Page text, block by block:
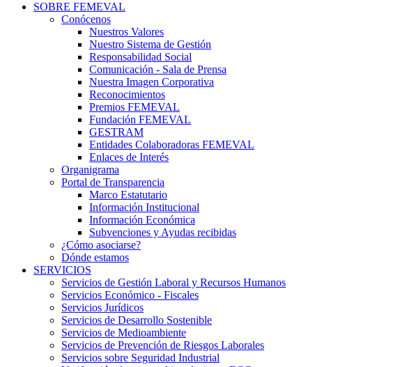
SOBRE FEMEVAL
Conócenos
Nuestros Valores
Nuestro Sistema de Gestión
Responsabilidad Social
Comunicación - Sala de Prensa
Nuestra Imagen Corporativa
Reconocimientos
Premios FEMEVAL
Fundación FEMEVAL
GESTRAM
Entidades Colaboradoras FEMEVAL
Enlaces de Interés
Organigrama
Portal de Transparencia
Marco Estatutario
Información Institucional
Información Económica
Subvenciones y Ayudas recibidas
¿Cómo asociarse?
Dónde estamos
SERVICIOS
Servicios de Gestión Laboral y Recursos Humanos
Servicios Económico - Fiscales
Servicios Jurídicos
Servicios de Desarrollo Sostenible
Servicios de Medioambiente
Servicios de Prevención de Riesgos Laborales
Servicios sobre Seguridad Industrial